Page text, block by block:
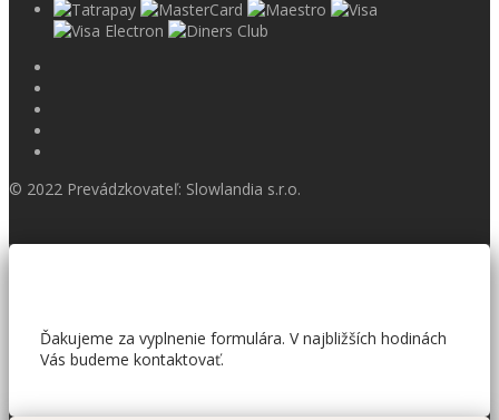
© 2022 Prevádzkovateľ: Slowlandia s.r.o.
Ďakujeme za vyplnenie formulára. V najbližších hodinách
Vás budeme kontaktovať.